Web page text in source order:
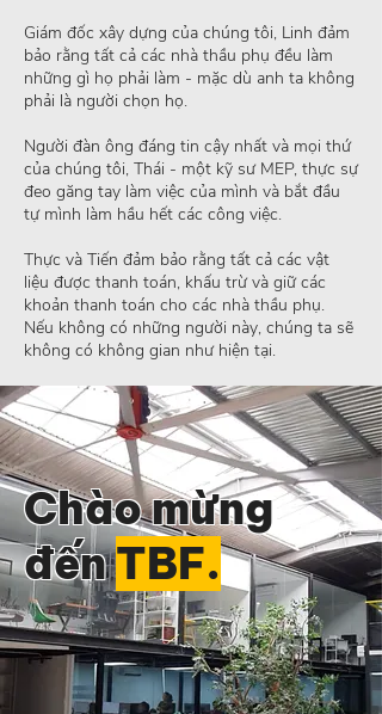
Giám đốc xây dựng của chúng tôi, Linh đảm
bảo rằng tất cả các nhà thầu phụ đều làm
những gì họ phải làm - mặc dù anh ta không
phải là người chọn họ.
Người đàn ông đáng tin cậy nhất và mọi thứ
của chúng tôi, Thái - một kỹ sư MEP, thực sự
đeo găng tay làm việc của mình và bắt đầu
tự mình làm hầu hết các công việc.
Thực và Tiến đảm bảo rằng tất cả các vật
liệu được thanh toán, khấu trừ và giữ các
khoản thanh toán cho các nhà thầu phụ.
Nếu không có những người này, chúng ta sẽ
không có không gian như hiện tại.
Chào mừng
đếnTBF.